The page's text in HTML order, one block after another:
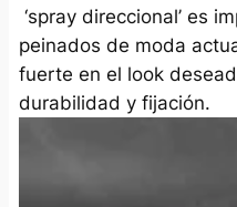
‘spray direccional’ es
peinados de moda
fuerte en el look
durabilidad y fijación.